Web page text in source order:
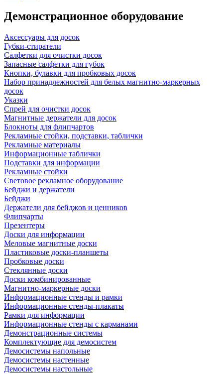
Демонстрационное оборудование
Аксессуары для досок
Губки-стиратели
Салфетки для очистки досок
Запасные салфетки для губок
Кнопки, булавки для пробковых досок
Набор принадлежностей для белых магнитно-маркерных
досок
Указки
Спрей для очистки досок
Магнитные держатели для досок
Блокноты для флипчартов
Рекламные стойки, подставки, таблички
Рекламные материалы
Информационные таблички
Подставки для информации
Рекламные стойки
Световое рекламное оборудование
Бейджи и держатели
Бейджи
Держатели для бейджов и ценников
Флипчарты
Презентеры
Доски для информации
Меловые магнитные доски
Пластиковые доски-планшеты
Пробковые доски
Стеклянные доски
Доски комбинированные
Магнитно-маркерные доски
Информационные стенды и рамки
Информационные стенды-плакаты
Рамки для информации
Информационные стенды с карманами
Демонстрационные системы
Комплектующие для демосистем
Демосистемы напольные
Демосистемы настенные
Демосистемы настольные